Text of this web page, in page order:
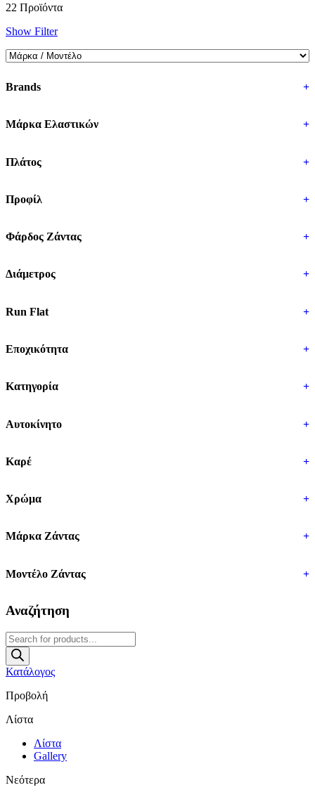
22 Προϊόντα
Show Filter
Brands +
Μάρκα Ελαστικών +
Πλάτος +
Προφίλ +
Φάρδος Ζάντας +
Διάμετρος +
Run Flat +
Εποχικότητα +
Κατηγορία +
Αυτοκίνητο +
Καρέ +
Χρώμα +
Μάρκα Ζάντας +
Μοντέλο Ζάντας +
Αναζήτηση
Products
search
Κατάλογος
Προβολή
Λίστα
Λίστα
Gallery
Νεότερα